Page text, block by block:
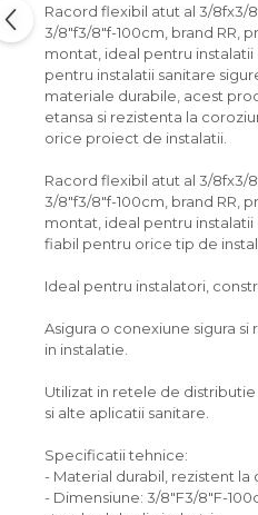
Racord flexibil atut al 3/8fx3/
3/8"f3/8"f-100cm, brand RR,
montat, ideal pentru
pentru instalatii sanitare
materiale durabile, acest
etansa si rezistenta la
orice proiect de instalatii.
Racord flexibil atut al 3/8fx3/
3/8"f3/8"f-100cm, brand RR,
montat, ideal pentru
fiabil pentru orice tip de
Ideal pentru instalatori,
Asigura o conexiune sigura
in instalatie.
Utilizat in retele de
si alte aplicatii sanitare.
Specificatii tehnice:
- Material durabil, rezistent la
- Dimensiune: 3/8"F3/8"F-